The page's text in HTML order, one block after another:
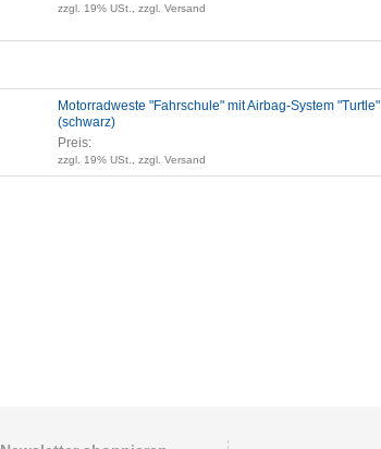
zzgl. 19% USt., zzgl. Versand
Motorradweste "Fahrschule" mit Airbag-System "Turtle"
(schwarz)
Preis:
zzgl. 19% USt., zzgl. Versand